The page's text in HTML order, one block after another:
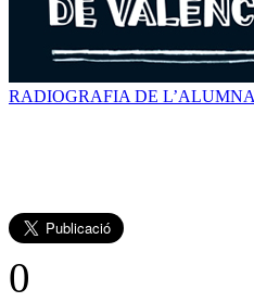
RADIOGRAFIA DE
0